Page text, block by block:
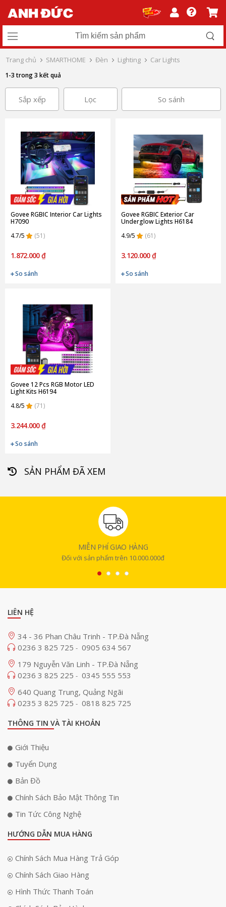
Trang chủ SMARTHOME Đèn Lighting Car Lights
1-3 trong 3 kết quả
Sắp xếp Lọc So sánh
Govee RGBIC Interior Car Lights
H7090
4.7/5
(51)
1.872.000 ₫
So sánh
Govee RGBIC Exterior Car
Underglow Lights H6184
4.9/5
(61)
3.120.000 ₫
So sánh
Govee 12 Pcs RGB Motor LED
Light Kits H6194
4.8/5
(71)
3.244.000 ₫
So sánh
SẢN PHẨM ĐÃ XEM
MIỄN PHÍ GIAO HÀNG
Đối với sản phẩm trên 10.000.000đ
LIÊN HỆ
34 - 36 Phan Châu Trinh - TP.Đà Nẵng
0236 3 825 725 - 0905 634 567
179 Nguyễn Văn Linh - TP.Đà Nẵng
0236 3 825 225 - 0345 555 553
640 Quang Trung, Quảng Ngãi
0235 3 825 725 - 0818 825 725
THÔNG TIN VÀ TÀI KHOẢN
Giới Thiệu
Tuyển Dụng
Bản Đồ
Chính Sách Bảo Mật Thông Tin
Tin Tức Công Nghệ
HƯỚNG DẪN MUA HÀNG
Chính Sách Mua Hàng Trả Góp
Chính Sách Giao Hàng
Hình Thức Thanh Toán